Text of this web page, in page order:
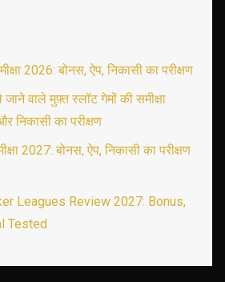
2026: बोनस, ऐप, निकासी का परीक्षण
वाले मुफ़्त स्लॉट गेमों की समीक्षा
निकासी का परीक्षण
2027: बोनस, ऐप, निकासी का परीक्षण
Leagues Review 2027: Bonus,
Tested